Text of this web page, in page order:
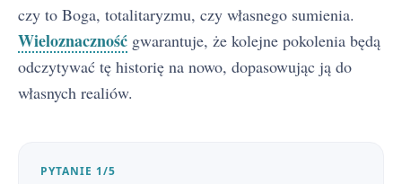
czy to Boga, totalitaryzmu, czy własnego sumienia.
Wieloznaczność gwarantuje, że kolejne pokolenia będą
odczytywać tę historię na nowo, dopasowując ją do
własnych realiów.
PYTANIE 1/5